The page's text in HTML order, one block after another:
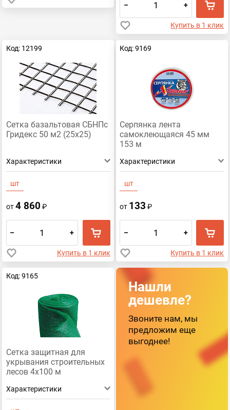
– +
Купить в 1 клик
Код: 12199
Сетка базальтовая СБНПс
Гридекс 50 м2 (25х25)
Характеристики
шт
от4 860 ₽
– +
Купить в 1 клик
Код: 9169
Серпянка лента
самоклеющаяся 45 мм
153 м
Характеристики
шт
от 133 ₽
– +
Купить в 1 клик
Код: 9165
Сетка защитная для
укрывания строительных
лесов 4х100 м
Характеристики
Нашли
дешевле?
Звоните нам, мы
предложим еще
выгоднее!